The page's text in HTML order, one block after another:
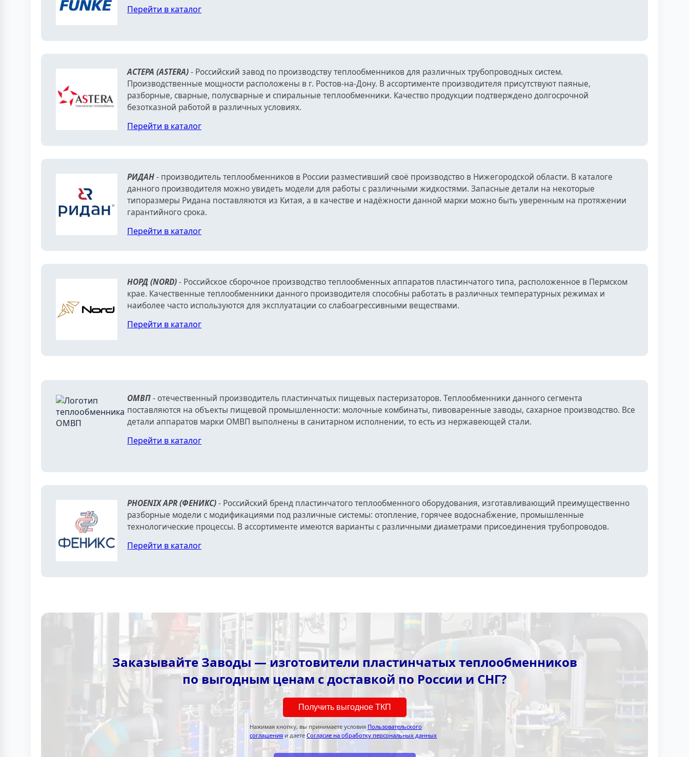
Перейти в каталог
АСТЕРА (ASTERA)- Российский завод по производству теплообменников для различных трубопроводных систем.
Производственные мощности расположены в г. Ростов-на-Дону. В ассортименте производителя присутствуют паяные,
разборные, сварные, полусварные и спиральные теплообменники. Качество продукции подтверждено долгосрочной
безотказной работой в различных условиях.
Перейти в каталог
РИДАН- производитель теплообменников в России разместивший своё производство в Нижегородской области. В каталоге
данного производителя можно увидеть модели для работы с различными жидкостями. Запасные детали на некоторые
типоразмеры Ридана поставляются из Китая, а в качестве и надёжности данной марки можно быть уверенным на протяжении
гарантийного срока.
Перейти в каталог
НОРД (NORD)- Российское сборочное производство теплообменных аппаратов пластинчатого типа, расположенное в Пермском
крае. Качественные теплообменники данного производителя способны работать в различных температурных режимах и
наиболее часто используются для эксплуатации со слабоагрессивными веществами.
Перейти в каталог
ОМВП- отечественный производитель пластинчатых пищевых пастеризаторов. Теплообменники данного сегмента
поставляются на объекты пищевой промышленности: молочные комбинаты, пивоваренные заводы, сахарное производство. Все
детали аппаратов марки ОМВП выполнены в санитарном исполнении, то есть из нержавеющей стали.
Перейти в каталог
PHOENIX APR (ФЕНИКС)- Российский бренд пластинчатого теплообменного оборудования, изготавливающий преимущественно
разборные модели с модификациями под различные системы: отопление, горячее водоснабжение, промышленные
технологические процессы. В ассортименте имеются варианты с различными диаметрами присоединения трубопроводов.
Перейти в каталог
Заказывайте Заводы — изготовители пластинчатых теплообменников
по выгодным ценам с доставкой по России и СНГ?
Получить выгодное ТКП
Нажимая кнопку, вы принимаете условия Пользовательского
соглашения и даете Согласие на обработку персональных данных